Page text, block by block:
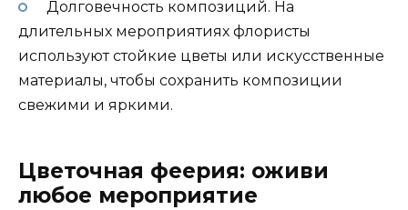
Долговечность композиций. На
длительных мероприятиях флористы
используют стойкие цветы или искусственные
материалы, чтобы сохранить композиции
свежими и яркими.
Цветочная феерия: оживи
любое мероприятие